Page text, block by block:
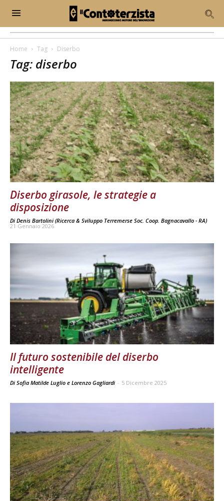
Home Tag Diserbo
Tag: diserbo
Diserbo girasole, le strategie a
disposizione
Di Denis Bartolini (Ricerca & Sviluppo Terremerse Soc. Coop. Bagnacavallo - RA)
21 Gennaio 2026
Il futuro sostenibile del diserbo
intelligente
Di Sofia Matilde Luglio e Lorenzo Gagliardi - 5 Dicembre 2025